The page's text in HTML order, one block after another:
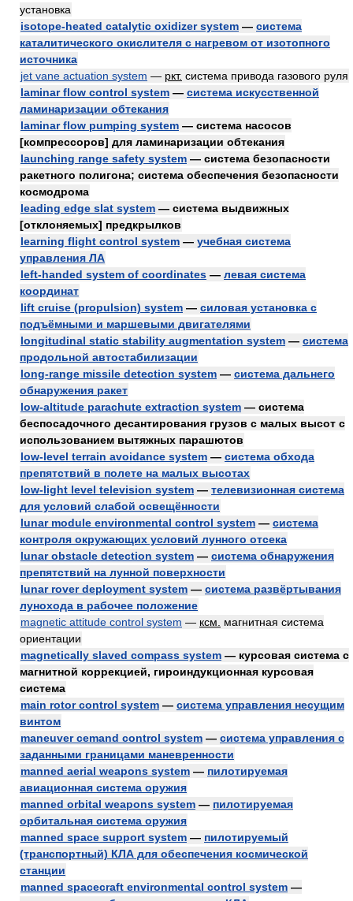
установка
isotope-heated catalytic oxidizer system — система
каталитического окислителя с нагревом от изотопного
источника
jet vane actuation system — ркт. система привода газового руля
laminar flow control system — система искусственной
ламинаризации обтекания
laminar flow pumping system — система насосов
[компрессоров] для ламинаризации обтекания
launching range safety system — система безопасности
ракетного полигона; система обеспечения безопасности
космодрома
leading edge slat system — система выдвижных
[отклоняемых] предкрылков
learning flight control system — учебная система
управления ЛА
left-handed system of coordinates — левая система
координат
lift cruise (propulsion) system — силовая установка с
подъёмными и маршевыми двигателями
longitudinal static stability augmentation system — система
продольной автостабилизации
long-range missile detection system — система дальнего
обнаружения ракет
low-altitude parachute extraction system — система
беспосадочного десантирования грузов с малых высот с
использованием вытяжных парашютов
low-level terrain avoidance system — система обхода
препятствий в полете на малых высотах
low-light level television system — телевизионная система
для условий слабой освещённости
lunar module environmental control system — система
контроля окружающих условий лунного отсека
lunar obstacle detection system — система обнаружения
препятствий на лунной поверхности
lunar rover deployment system — система развёртывания
лунохода в рабочее положение
magnetic attitude control system — ксм.
магнитная система
ориентации
magnetically slaved compass system — курсовая система с
магнитной коррекцией, гироиндукционная курсовая
система
main rotor control system — система управления несущим
винтом
maneuver cemand control system — система управления с
заданными границами маневренности
manned aerial weapons system — пилотируемая
авиационная система оружия
manned orbital weapons system — пилотируемая
орбитальная система оружия
manned space support system — пилотируемый
(транспортный) КЛА для обеспечения космической
станции
manned spacecraft environmental control system —